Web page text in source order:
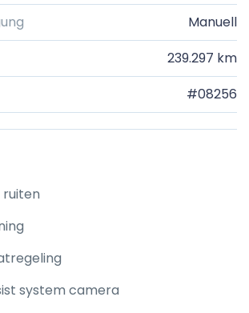
Manuell
239.297 km
#08256
ruiten
system camera